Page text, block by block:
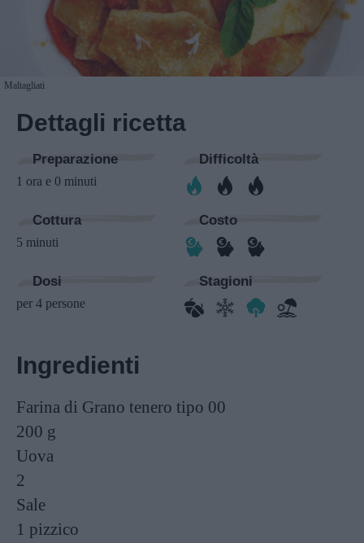
Maltagliati
Dettagli ricetta
Preparazione
1 ora e 0 minuti
Difficoltà
Cottura
5 minuti
Costo
Dosi
per 4 persone
Stagioni
Ingredienti
Farina di Grano tenero tipo 00
200 g
Uova
2
Sale
1 pizzico